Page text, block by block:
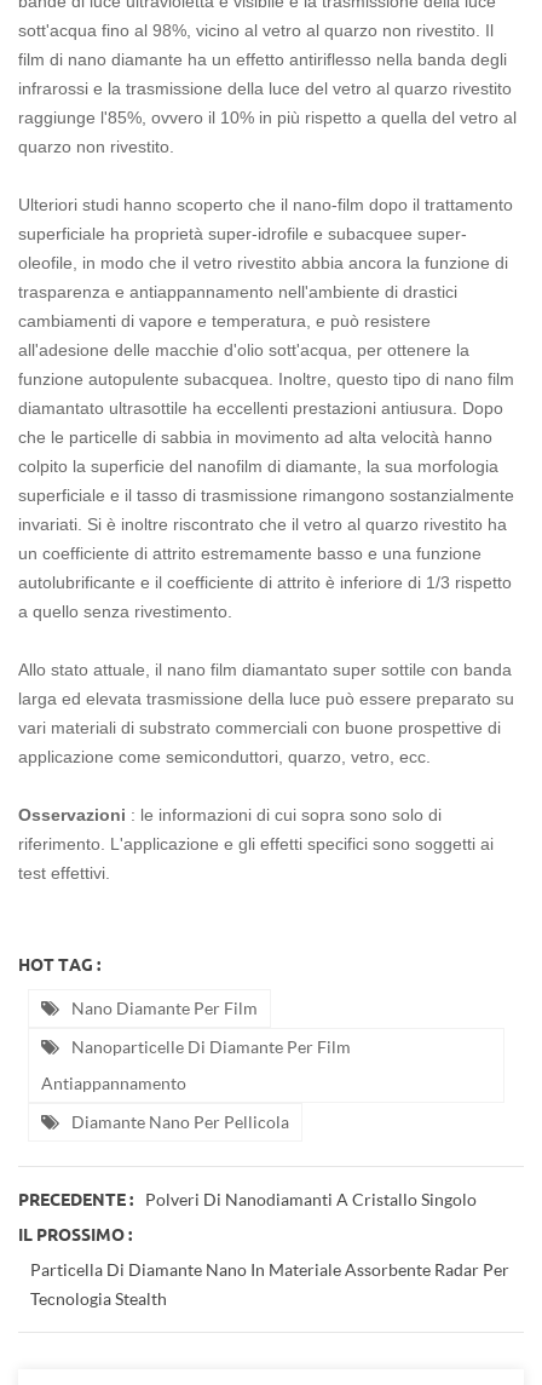
sott'acqua fino al 98%, vicino al vetro al quarzo non rivestito. Il
film di nano diamante ha un effetto antiriflesso nella banda degli
infrarossi e la trasmissione della luce del vetro al quarzo rivestito
raggiunge l'85%, ovvero il 10% in più rispetto a quella del vetro al
quarzo non rivestito.
Ulteriori studi hanno scoperto che il nano-film dopo il trattamento
superficiale ha proprietà super-idrofile e subacquee super-
oleofile, in modo che il vetro rivestito abbia ancora la funzione di
trasparenza e antiappannamento nell'ambiente di drastici
cambiamenti di vapore e temperatura, e può resistere
all'adesione delle macchie d'olio sott'acqua, per ottenere la
funzione autopulente subacquea. Inoltre, questo tipo di nano film
diamantato ultrasottile ha eccellenti prestazioni antiusura. Dopo
che le particelle di sabbia in movimento ad alta velocità hanno
colpito la superficie del nanofilm di diamante, la sua morfologia
superficiale e il tasso di trasmissione rimangono sostanzialmente
invariati. Si è inoltre riscontrato che il vetro al quarzo rivestito ha
un coefficiente di attrito estremamente basso e una funzione
autolubrificante e il coefficiente di attrito è inferiore di 1/3 rispetto
a quello senza rivestimento.
Allo stato attuale, il nano film diamantato super sottile con banda
larga ed elevata trasmissione della luce può essere preparato su
vari materiali di substrato commerciali con buone prospettive di
applicazione come semiconduttori, quarzo, vetro, ecc.
Osservazioni : le informazioni di cui sopra sono solo di
riferimento. L'applicazione e gli effetti specifici sono soggetti ai
test effettivi.
HOT TAG :
Nano Diamante Per Film
Nanoparticelle Di Diamante Per Film
Antiappannamento
Diamante Nano Per Pellicola
PRECEDENTE : Polveri Di Nanodiamanti A Cristallo Singolo
IL PROSSIMO :
Particella Di Diamante Nano In Materiale Assorbente Radar Per
Tecnologia Stealth